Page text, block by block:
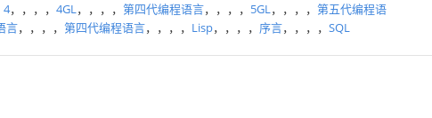
4，，，， 4GL，，，， 第四代编程语言，，，， 5GL，，，， 第五代编程语
言，，，， 第四代编程语言，，，， Lisp，，，， 序言，，，， SQL